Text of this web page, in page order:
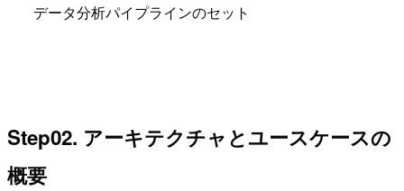
データ分析パイプラインのセット
Step02. アーキテクチャとユースケースの
概要